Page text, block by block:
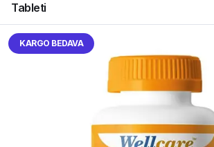
Tableti
KARGO BEDAVA